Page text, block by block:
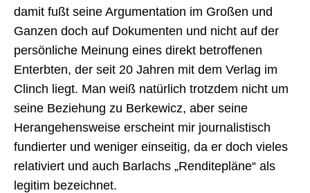
damit fußt seine Argumentation im Großen und
Ganzen doch auf Dokumenten und nicht auf der
persönliche Meinung eines direkt betroffenen
Enterbten, der seit 20 Jahren mit dem Verlag im
Clinch liegt. Man weiß natürlich trotzdem nicht um
seine Beziehung zu Berkewicz, aber seine
Herangehensweise erscheint mir journalistisch
fundierter und weniger einseitig, da er doch vieles
relativiert und auch Barlachs „Renditepläne“ als
legitim bezeichnet.